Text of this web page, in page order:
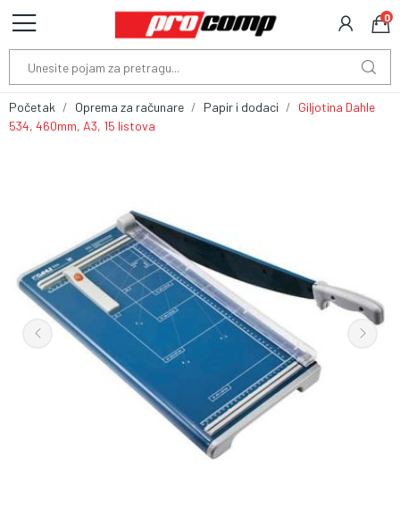
0
Početak Oprema za računare Papir i dodaci
Giljotina Dahle
534, 460mm, A3, 15 listova